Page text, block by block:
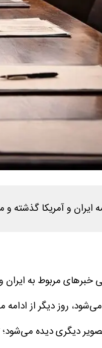
روزه آغاز شده است؛ اما مذاکرات هنوز از اجرای همان متن اولیه
خبرهای مربوط به
روز دیگر از
دیگری دیده